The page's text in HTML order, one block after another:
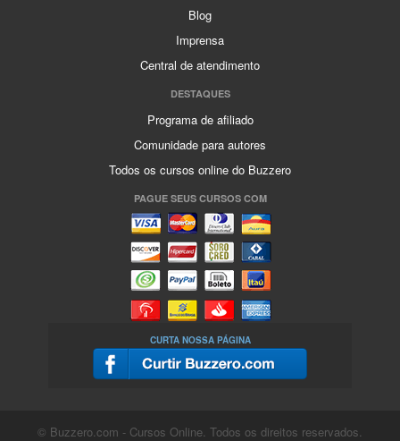
Blog
Imprensa
Central de atendimento
DESTAQUES
Programa de afiliado
Comunidade para autores
Todos os cursos online do Buzzero
PAGUE SEUS CURSOS COM
CURTA NOSSA PÁGINA
© Buzzero.com - Cursos Online. Todos os direitos reservados.